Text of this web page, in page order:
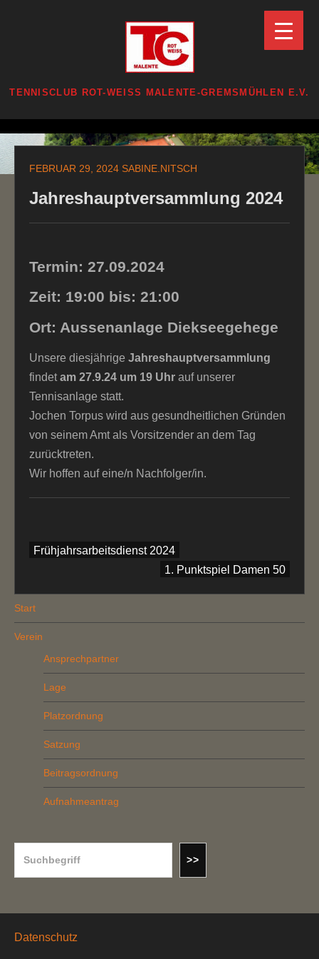
TENNISCLUB ROT-WEISS MALENTE-GREMSMÜHLEN E.V.
Zum
Inhalt
springenFEBRUAR 29, 2024 SABINE.NITSCH
Jahreshauptversammlung 2024
Termin: 27.09.2024
Zeit: 19:00 bis: 21:00
Ort: Aussenanlage Diekseegehege
Unsere diesjährige Jahreshauptversammlung
findetam 27.9.24 um 19 Uhr auf unserer
Tennisanlage statt.
Jochen Torpus wird aus gesundheitlichen Gründen
von seinem Amt als Vorsitzender an dem Tag
zurücktreten.
Wir hoffen auf eine/n Nachfolger/in.
Beitragsnavigation
Frühjahrsarbeitsdienst 2024
1. Punktspiel Damen 50
Start
Verein
Ansprechpartner
Lage
Platzordnung
Satzung
Beitragsordnung
Aufnahmeantrag
>>
Datenschutz